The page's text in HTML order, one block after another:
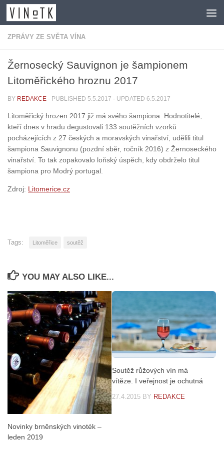
Skip to content
ZPRÁVY ZE SVĚTA VÍNA
Žernosecký Sauvignon je šampionem
Litoměřického hroznu 2017
BY REDAKCE · PUBLISHED 5.5.2017 · UPDATED 6.5.2017
Litoměřický hrozen 2017 již má svého šampiona. Hodnotitelé,
kteří dnes v hradu degustovali 133 soutěžních vzorků
pocházejících z 27 českých a moravských vinařství, udělili titul
šampiona Sauvignonu (pozdní sběr, ročník 2016) z Žernoseckého
vinařství. To tak zopakovalo loňský úspěch, kdy obdrželo titul
šampiona pro Modrý portugal.
Zdroj: Litomerice.cz
Tags: Litoměřice soutěž
YOU MAY ALSO LIKE...
Novinky brněnských vinoték –
leden 2019
Soutěž růžových vín má
vítěze. I veřejnost je ochutná
27.4.2015 BY REDAKCE